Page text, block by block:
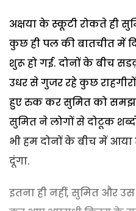
अक्षया के स्कूटी रोकते ही
कुछ ही पल की बातचीत में
शुरू हो गई. दोनों के बीच
उधर से गुजर रहे कुछ
हुए रुक कर सुमित को
सुमित ने लोगों से दोटूक
भी हम दोनों के बीच में
दूंगा.
इतना ही नहीं, सुमित और